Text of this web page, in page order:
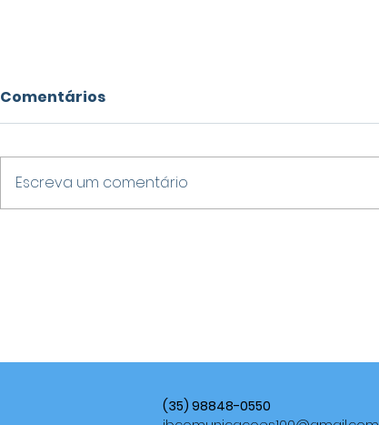
MERCADO DO PRODUTOR
Comentários
Escreva um comentário
(35) 98848-0550